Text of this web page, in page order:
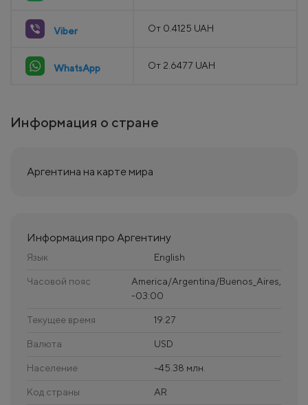
Viber От 0.4125 UAH
WhatsApp От 2.6477 UAH
Информация о стране
Аргентина на карте мира
Информация про Аргентину
Язык English
Часовой пояс
America/Argentina/Buenos_Aires,
-03:00
Текущее время 19:27
Валюта USD
Население ~45.38 млн.
Код страны AR